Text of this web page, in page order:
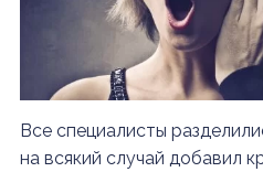
Все специалисты
на всякий случай добавил